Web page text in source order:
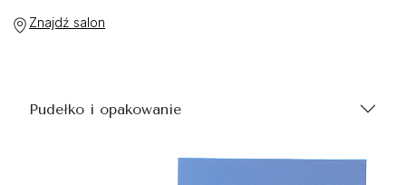
Znajdź salon
Pudełko i opakowanie